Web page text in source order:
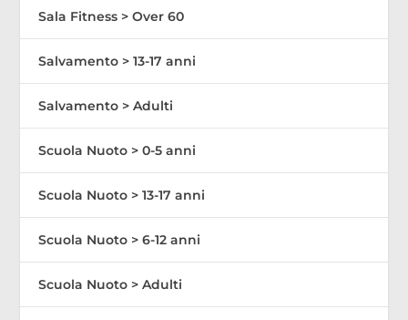
Sala Fitness > Over 60
Salvamento > 13-17 anni
Salvamento > Adulti
Scuola Nuoto > 0-5 anni
Scuola Nuoto > 13-17 anni
Scuola Nuoto > 6-12 anni
Scuola Nuoto > Adulti